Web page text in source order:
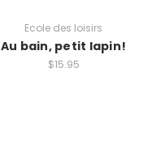
Ecole des loisirs
Au bain, petit lapin!
$15.95